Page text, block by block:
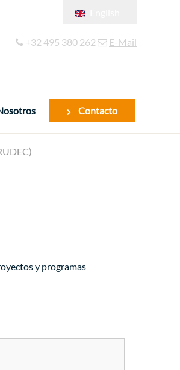
Français
+32 495 380 262 E-Mail
Contacto
y programas